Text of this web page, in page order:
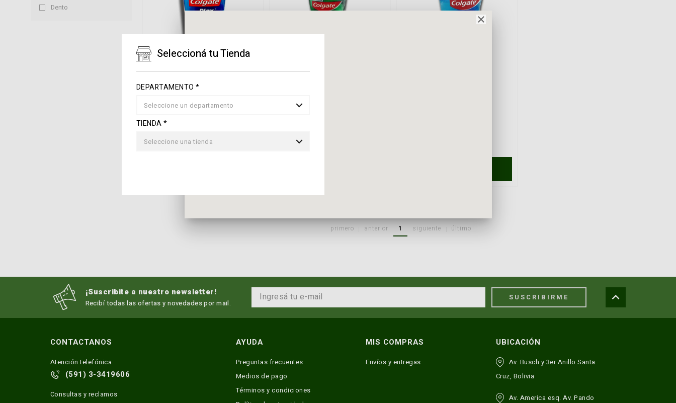
dento
Colgate Plaz Ice 500 Ml
primero anterior 1 siguiente último
¡Suscribite a nuestro newsletter!
Recibí todas las ofertas y novedades por mail.
SUSCRIBIRME
CONTACTANOS
Atención telefónica
(591) 3-3419606
Consultas y reclamos
AYUDA
Preguntas frecuentes
Medios de pago
Términos y condiciones
MIS COMPRAS
Envíos y entregas
UBICACIÓN
Av. Busch y 3er Anillo Santa
Cruz, Bolivia
Av. America esq. Av. Pando
Seleccioná tu Tienda
DEPARTAMENTO *
Seleccione un departamento
TIENDA *
Seleccione una tienda